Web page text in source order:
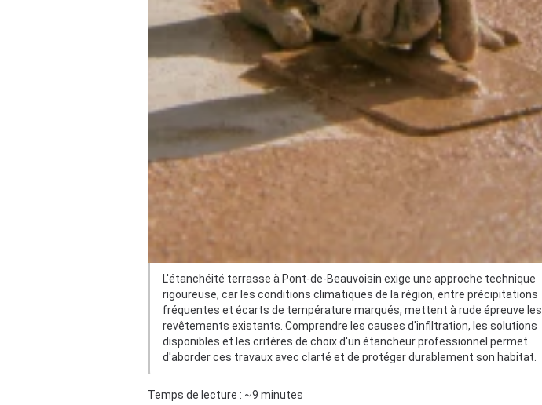
L'étanchéité terrasse à Pont-de-Beauvoisin exige une approche technique
rigoureuse, car les conditions climatiques de la région, entre précipitations
fréquentes et écarts de température marqués, mettent à rude épreuve les
revêtements existants. Comprendre les causes d'infiltration, les solutions
disponibles et les critères de choix d'un étancheur professionnel permet
d'aborder ces travaux avec clarté et de protéger durablement son habitat.
Temps de lecture : ~9 minutes